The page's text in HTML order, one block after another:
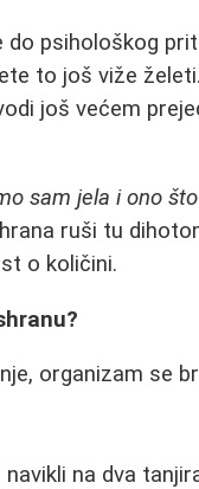
psihološkog
to još viže
još većem
sam jela i ono
ruši tu
o količini.
organizam se
na dva